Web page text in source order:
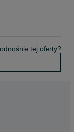
tej oferty?